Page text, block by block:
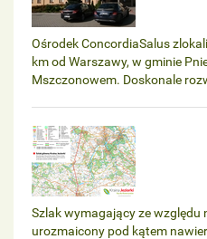
Ośrodek ConcordiaSalus
km od Warszawy, w gminie
Mszczonowem. Doskonale
Szlak wymagający ze względu
urozmaicony pod kątem